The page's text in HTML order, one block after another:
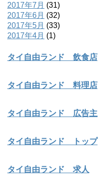
2017年7月 (31)
2017年6月 (32)
2017年5月 (33)
2017年4月 (1)
タイ自由ランド 飲食店
タイ自由ランド 料理店
タイ自由ランド 広告主
タイ自由ランド トップ
タイ自由ランド 求人